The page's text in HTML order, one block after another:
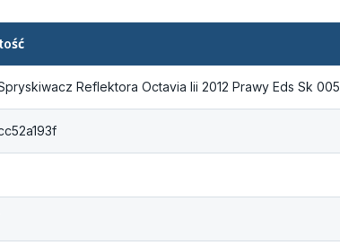
Reflektora Octavia Iii 2012 Prawy Eds Sk 005